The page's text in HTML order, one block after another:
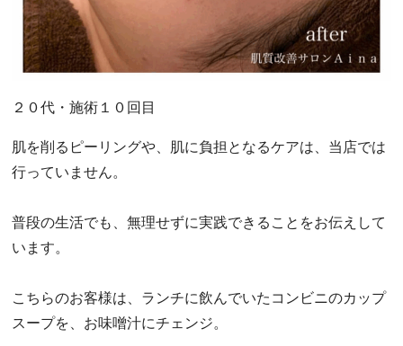
２０代・施術１０回目
肌を削るピーリングや、肌に負担となるケアは、当店では
行っていません。
普段の生活でも、無理せずに実践できることをお伝えして
います。
こちらのお客様は、ランチに飲んでいたコンビニのカップ
スープを、お味噌汁にチェンジ。